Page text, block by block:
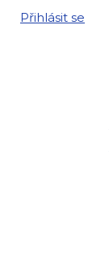
Přihlásit se